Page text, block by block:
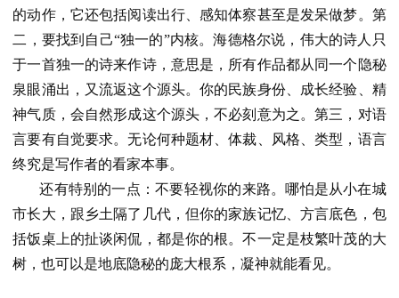
的动作，它还包括阅读出行、感知体察甚至是发呆做梦。第
二，要找到自己“独一的”内核。海德格尔说，伟大的诗人只
于一首独一的诗来作诗，意思是，所有作品都从同一个隐秘
泉眼涌出，又流返这个源头。你的民族身份、成长经验、精
神气质，会自然形成这个源头，不必刻意为之。第三，对语
言要有自觉要求。无论何种题材、体裁、风格、类型，语言
终究是写作者的看家本事。
还有特别的一点：不要轻视你的来路。哪怕是从小在城
市长大，跟乡土隔了几代，但你的家族记忆、方言底色，包
括饭桌上的扯谈闲侃，都是你的根。不一定是枝繁叶茂的大
树，也可以是地底隐秘的庞大根系，凝神就能看见。